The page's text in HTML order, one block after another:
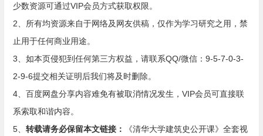
少数资源可通过VIP会员方式获取权限。
2、所有均资源来自于网络及网友供稿，仅作为学习研究之用，禁
止用于任何商业用途。
3、如本页侵犯到任何第三方权益，请联系QQ/微信：9-5-7-0-3-
2-9-6提交相关证明后我们将及时删除。
4、百度网盘分享内容难免有被取消情况发生，VIP会员可直接联
系索取和谐内容。
5、 转载请务必保留本文链接：
《清华大学建筑史公开课》全套视